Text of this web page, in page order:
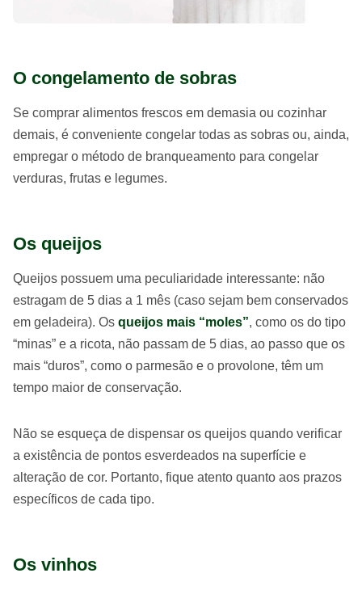
O congelamento de sobras
Se comprar alimentos frescos em demasia ou cozinhar
demais, é conveniente congelar todas as sobras ou, ainda,
empregar o método de branqueamento para congelar
verduras, frutas e legumes.
Os queijos
Queijos possuem uma peculiaridade interessante: não
estragam de 5 dias a 1 mês (caso sejam bem conservados
em geladeira). Os queijos mais “moles”, como os do tipo
“minas” e a ricota, não passam de 5 dias, ao passo que os
mais “duros”, como o parmesão e o provolone, têm um
tempo maior de conservação.
Não se esqueça de dispensar os queijos quando verificar
a existência de pontos esverdeados na superfície e
alteração de cor. Portanto, fique atento quanto aos prazos
específicos de cada tipo.
Os vinhos